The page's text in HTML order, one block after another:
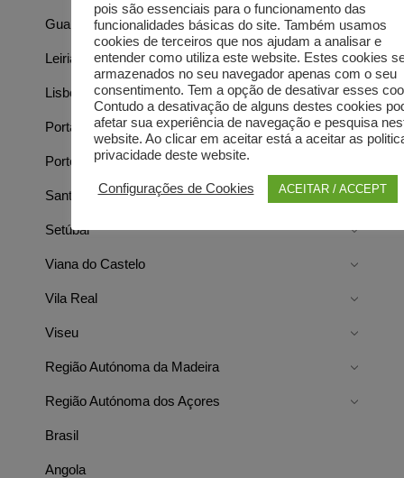
Guarda
Leiria
Lisboa
Portalegre
Porto
Santarém
Setúbal
Viana do Castelo
Vila Real
Viseu
Região Autónoma da Madeira
Região Autónoma dos Açores
Brasil
Angola
pois são essenciais para o funcionamento das
funcionalidades básicas do site. Também usamos
cookies de terceiros que nos ajudam a analisar e
entender como utiliza este website. Estes cookies
armazenados no seu navegador apenas com o seu
consentimento. Tem a opção de desativar esses
Contudo a desativação de alguns destes cookies
afetar sua experiência de navegação e pesquisa
website. Ao clicar em aceitar está a aceitar as
privacidade deste website.
Configurações de Cookies ACEITAR / ACCEPT